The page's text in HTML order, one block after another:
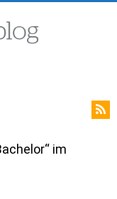
im